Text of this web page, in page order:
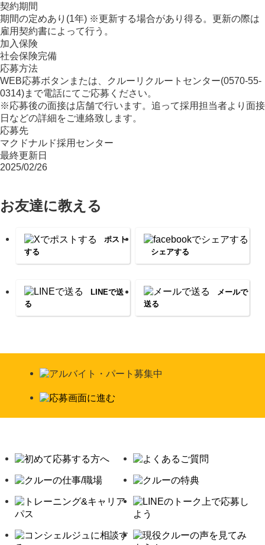
契約期間
期間の定めあり(1年) ※更新する場合があり得る。更新の際は
雇用契約書によって行う。
加入保険
社会保険完備
応募方法
WEB応募ボタンまたは、クルーリクルートセンター(0570-55-
0314)まで電話にてご応募ください。
※応募後の面接は店舗で行います。追って採用担当者より面接
日などの詳細をご連絡致します。
応募先
マクドナルド採用センター
最終更新日
2025/02/26
お友達に教える
ポスト
する
シェアする
LINEで送
る
メールで
送る